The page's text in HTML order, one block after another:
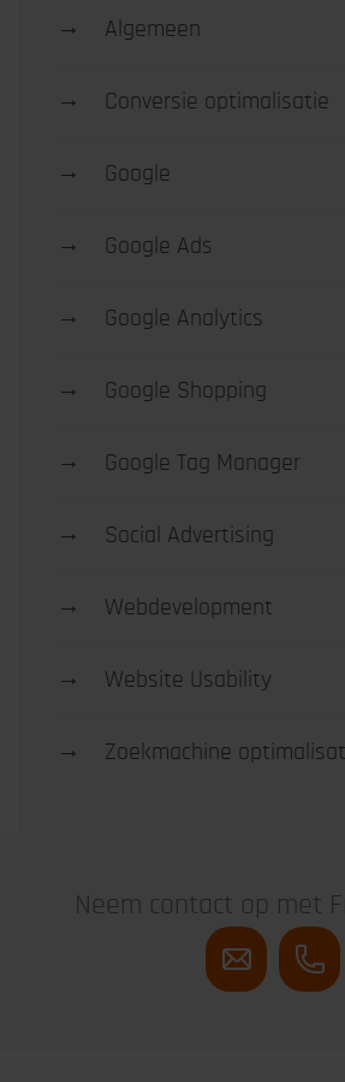
→ Algemeen
→ Conversie optimalisatie
→ Google
→ Google Ads
→ Google Analytics
→ Google Shopping
→ Google Tag Manager
→ Social Advertising
→ Webdevelopment
→ Website Usability
→ Zoekmachine
Neem contact op met